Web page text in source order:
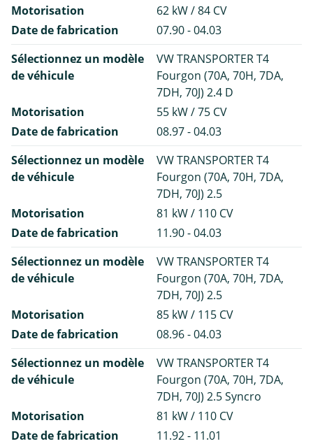
Motorisation
62 kW / 84 CV
Date de fabrication
07.90 - 04.03
Sélectionnez un modèle
de véhicule
VW TRANSPORTER T4
Fourgon (70A, 70H, 7DA,
7DH, 70J) 2.4 D
Motorisation
55 kW / 75 CV
Date de fabrication
08.97 - 04.03
Sélectionnez un modèle
de véhicule
VW TRANSPORTER T4
Fourgon (70A, 70H, 7DA,
7DH, 70J) 2.5
Motorisation
81 kW / 110 CV
Date de fabrication
11.90 - 04.03
Sélectionnez un modèle
de véhicule
VW TRANSPORTER T4
Fourgon (70A, 70H, 7DA,
7DH, 70J) 2.5
Motorisation
85 kW / 115 CV
Date de fabrication
08.96 - 04.03
Sélectionnez un modèle
de véhicule
VW TRANSPORTER T4
Fourgon (70A, 70H, 7DA,
7DH, 70J) 2.5 Syncro
Motorisation
81 kW / 110 CV
Date de fabrication
11.92 - 11.01